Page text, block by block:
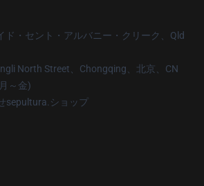
ド・セント・アルバニー・クリーク、Qld
North Street、Chongqing、北京、CN
～金)
sepultura.ショップ